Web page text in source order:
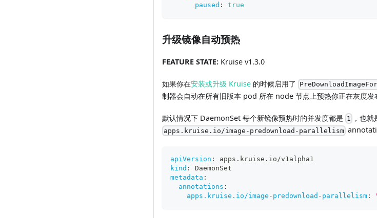
paused : true
升级镜像自动预热
FEATURE STATE: Kruise v1.3.0
如果你在安装或升级 Kruise 的时候启用了
制器会自动在所有旧版本 pod 所在 node 节点上预热你正在灰度发
默认情况下 DaemonSet 每个新镜像预热时的并发度都是 1 ，也
apps.kruise.io/image-predownload-parallelism
apiVersion :
apps.kruise.io/v1alpha1
kind :
DaemonSet
metadata :
annotations :
apps.kruise.io/image-predownload-parallelism :